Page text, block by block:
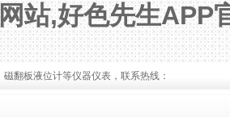
站,好色先生APP
板液位计等仪器仪表，联系热线：